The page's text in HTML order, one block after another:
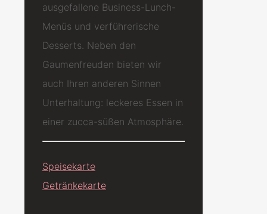
ausgefallene Business-Lunch-
Menüs und verführerische
Desserts. Neben den
Gaumenfreuden bieten wir
auch Ihren anderen Sinnen
Unterhaltung: leckeres Essen in
einer zucca-süßen Atmosphäre.
Speisekarte
Getränkekarte